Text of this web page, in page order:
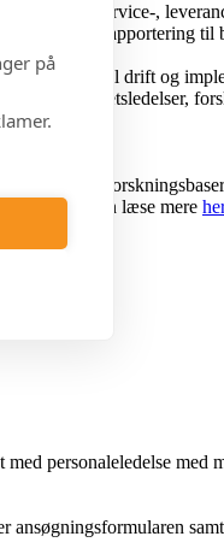
på
service-,
ensartet rapportering til
at sikre stabil drift og
universitetsledelser,
og
Du kan læse mere her
personaleledelse